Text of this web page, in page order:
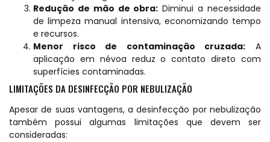
Redução de mão de obra: Diminui a necessidade
de limpeza manual intensiva, economizando tempo
e recursos.
Menor risco de contaminação cruzada: A
aplicação em névoa reduz o contato direto com
superfícies contaminadas.
LIMITAÇÕES DA DESINFECÇÃO POR NEBULIZAÇÃO
Apesar de suas vantagens, a desinfecção por nebulização
também possui algumas limitações que devem ser
consideradas: